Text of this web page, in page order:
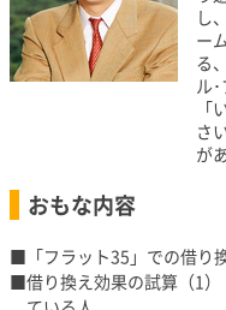
し
ー
る
ル･
さ
が
おもな内容
「フラット35」での借り
借り換え効果の試算（1